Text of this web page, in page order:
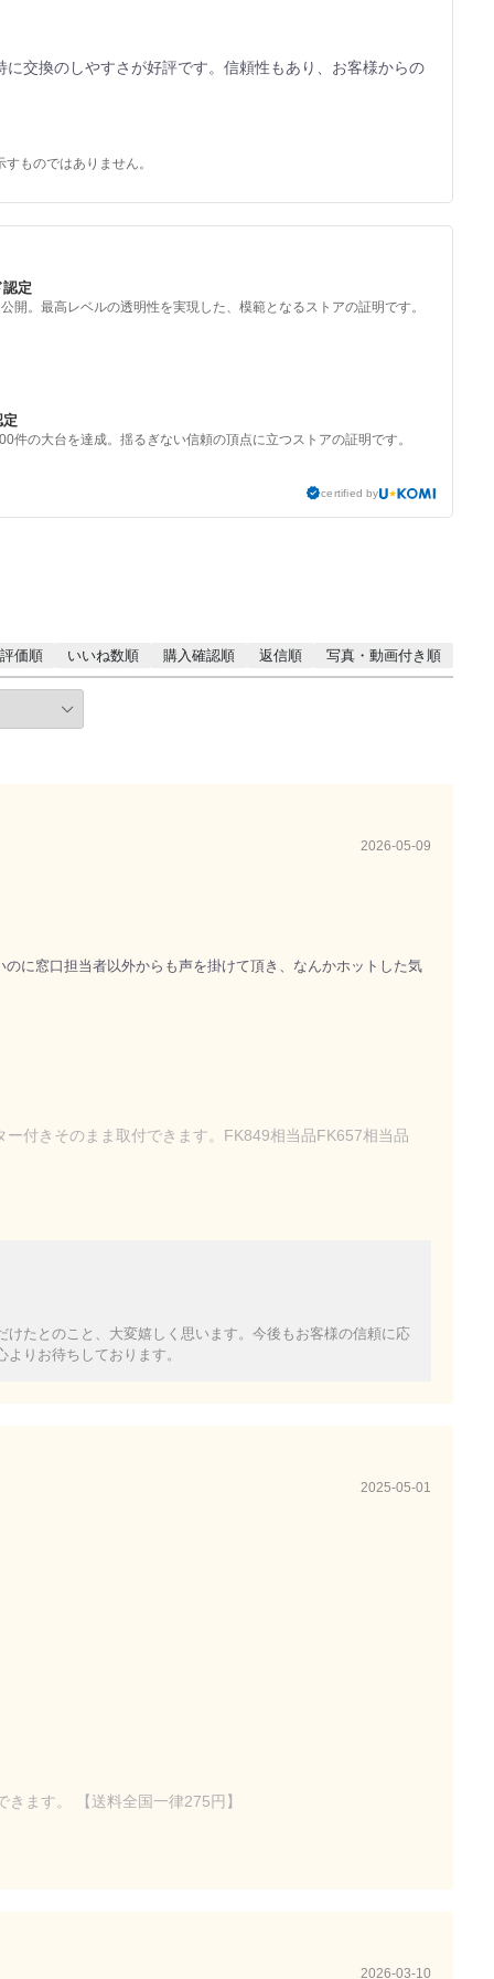
交換のしやすさが好評です。信頼性もあり、お客様からの
ものではありません。
定
開。最高レベルの透明性を実現した、模範となるストアの証明です。
件の大台を達成。揺るぎない信頼の頂点に立つストアの証明です。
certified by
評価順 いいね数順 購入確認順 返信順 写真・動画付き順
2026-05-09
に窓口担当者以外からも声を掛けて頂き、なんかホットした気
付きそのまま取付できます。FK849相当品FK657相当品
たとのこと、大変嬉しく思います。今後もお客様の信頼に応
りお待ちしております。
2025-05-01
ます。 【送料全国一律275円】
2026-03-10